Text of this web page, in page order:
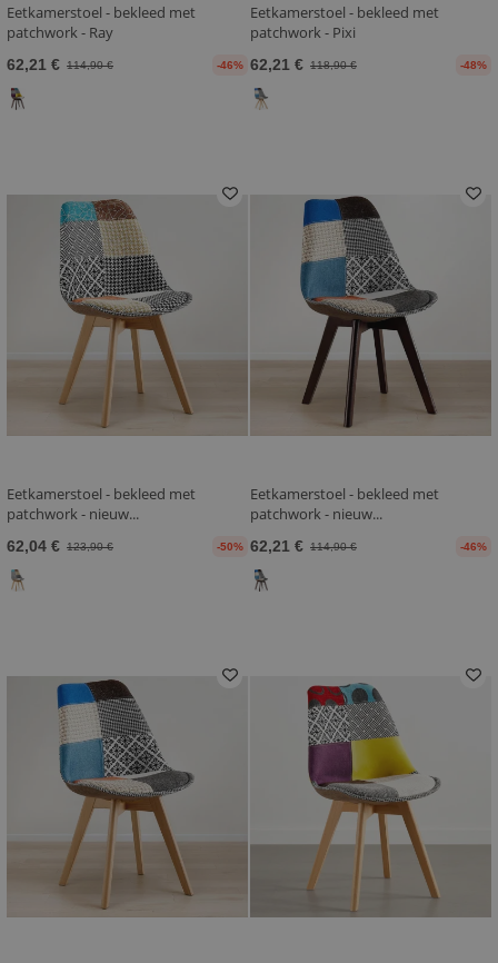
Eetkamerstoel - bekleed met
patchwork - Ray
62,21 € 114,90 € -46%
Eetkamerstoel - bekleed met
patchwork - Pixi
62,21 € 118,90 € -48%
Eetkamerstoel - bekleed met
patchwork - nieuw...
62,04 € 123,90 € -50%
Eetkamerstoel - bekleed met
patchwork - nieuw...
62,21 € 114,90 € -46%